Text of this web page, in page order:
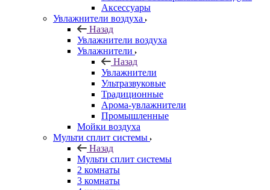
Аксессуары
Увлажнители воздуха
Назад
Увлажнители воздуха
Увлажнители
Назад
Увлажнители
Ультразвуковые
Традиционные
Арома-увлажнители
Промышленные
Мойки воздуха
Мульти сплит системы
Назад
Мульти сплит системы
2 комнаты
3 комнаты